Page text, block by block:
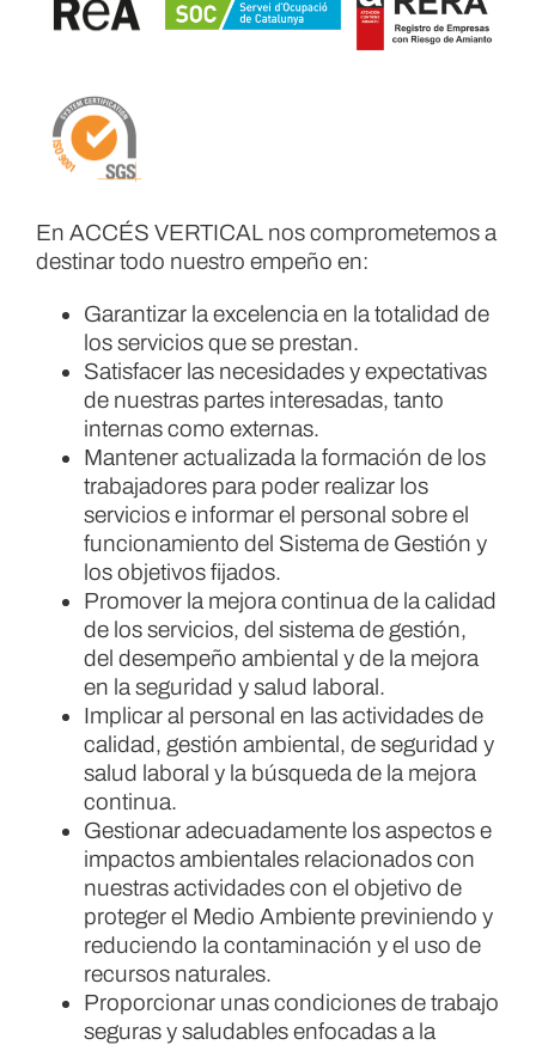
En ACCÉS VERTICAL nos comprometemos a
destinar todo nuestro empeño en:
Garantizar la excelencia en la totalidad de
los servicios que se prestan.
Satisfacer las necesidades y expectativas
de nuestras partes interesadas, tanto
internas como externas.
Mantener actualizada la formación de los
trabajadores para poder realizar los
servicios e informar el personal sobre el
funcionamiento del Sistema de Gestión y
los objetivos fijados.
Promover la mejora continua de la calidad
de los servicios, del sistema de gestión,
del desempeño ambiental y de la mejora
en la seguridad y salud laboral.
Implicar al personal en las actividades de
calidad, gestión ambiental, de seguridad y
salud laboral y la búsqueda de la mejora
continua.
Gestionar adecuadamente los aspectos e
impactos ambientales relacionados con
nuestras actividades con el objetivo de
proteger el Medio Ambiente previniendo y
reduciendo la contaminación y el uso de
recursos naturales.
Proporcionar unas condiciones de trabajo
seguras y saludables enfocadas a la